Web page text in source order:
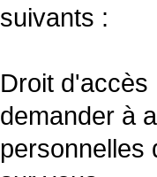
suivants :
Droit d'accès
demander à
personnelles